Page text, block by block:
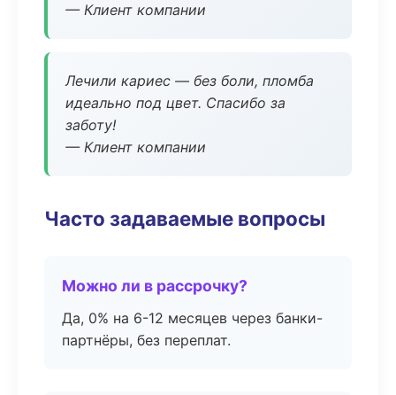
— Клиент компании
Лечили кариес — без боли, пломба
идеально под цвет. Спасибо за
заботу!
— Клиент компании
Часто задаваемые вопросы
Можно ли в рассрочку?
Да, 0% на 6-12 месяцев через банки-
партнёры, без переплат.